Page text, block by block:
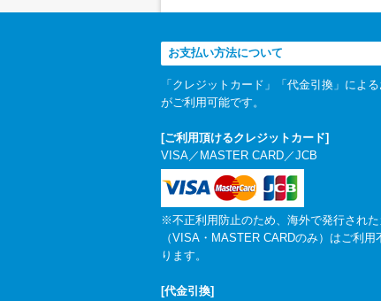
お支払い方法について
「クレジットカード」「代金引換」によ
がご利用可能です。
[ご利用頂けるクレジットカード]
VISA／MASTER CARD／JCB
※不正利用防止のため、海外で発行された
（VISA・MASTER CARDのみ）はご利用
ります。
[代金引換]